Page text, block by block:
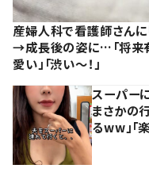
産婦人科で看護師さんに
→成長後の姿に…「将来
愛い」「渋い～！」
スーパー
まさかの
るww」「